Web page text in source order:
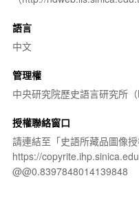
語言
中文
管理權
中央研究院歷史語言研究所
授權聯絡窗口
請連結至「史語所藏品圖像
https://
@@0.8397848014139848